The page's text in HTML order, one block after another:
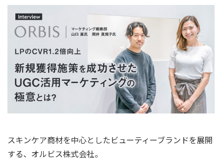
スキンケア商材を中心としたビューティーブランドを展開
する、オルビス株式会社。